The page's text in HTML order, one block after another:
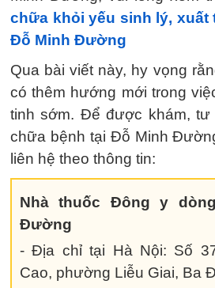
chữa khỏi yếu sinh lý, xuất
Đỗ Minh Đường
Qua bài viết này, hy vọng
có thêm hướng mới trong
tinh sớm. Để được khám, tư
chữa bệnh tại Đỗ Minh
liên hệ theo thông tin:
Nhà thuốc Đông y
Đường
- Địa chỉ tại Hà Nội: Số
Cao, phường Liễu Giai, Ba